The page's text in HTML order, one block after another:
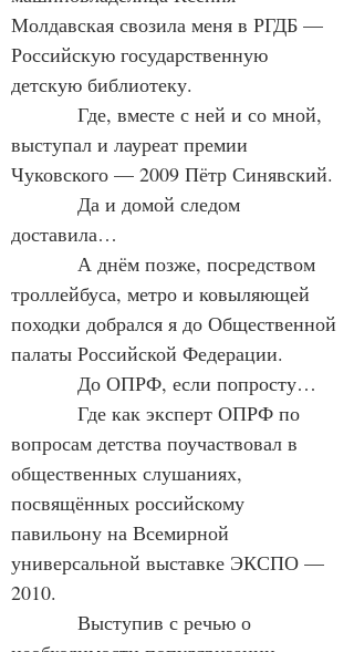
Молдавская свозила меня в РГДБ —
Российскую государственную
детскую библиотеку.
выступал и лауреат премии
Чуковского — 2009 Пётр Синявский.
доставила…
троллейбуса, метро и ковыляющей
походки добрался я до Общественной
палаты Российской Федерации.
            До ОПРФ, если попросту…
вопросам детства поучаствовал в
общественных слушаниях,
посвящённых российскому
павильону на Всемирной
универсальной выставке ЭКСПО —
2010.